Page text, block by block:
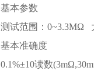
基本参数
测试范围：0~3.3MΩ
基本准确度
0.1%±10读数